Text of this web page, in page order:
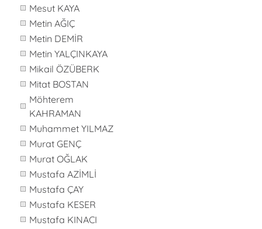
Mesut KAYA
Metin AĞIÇ
Metin DEMİR
Metin YALÇINKAYA
Mikail ÖZÜBERK
Mitat BOSTAN
Möhterem
KAHRAMAN
Muhammet YILMAZ
Murat GENÇ
Murat OĞLAK
Mustafa AZİMLİ
Mustafa ÇAY
Mustafa KESER
Mustafa KINACI